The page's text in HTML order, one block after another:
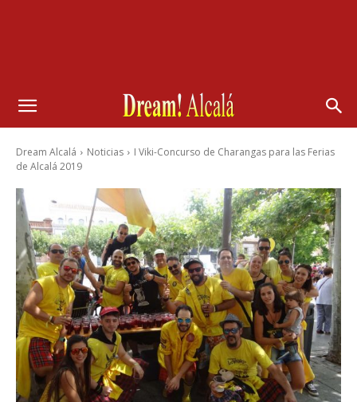
Dream Alcalá Noticias
I Viki-Concurso de Charangas para las Ferias
de Alcalá 2019